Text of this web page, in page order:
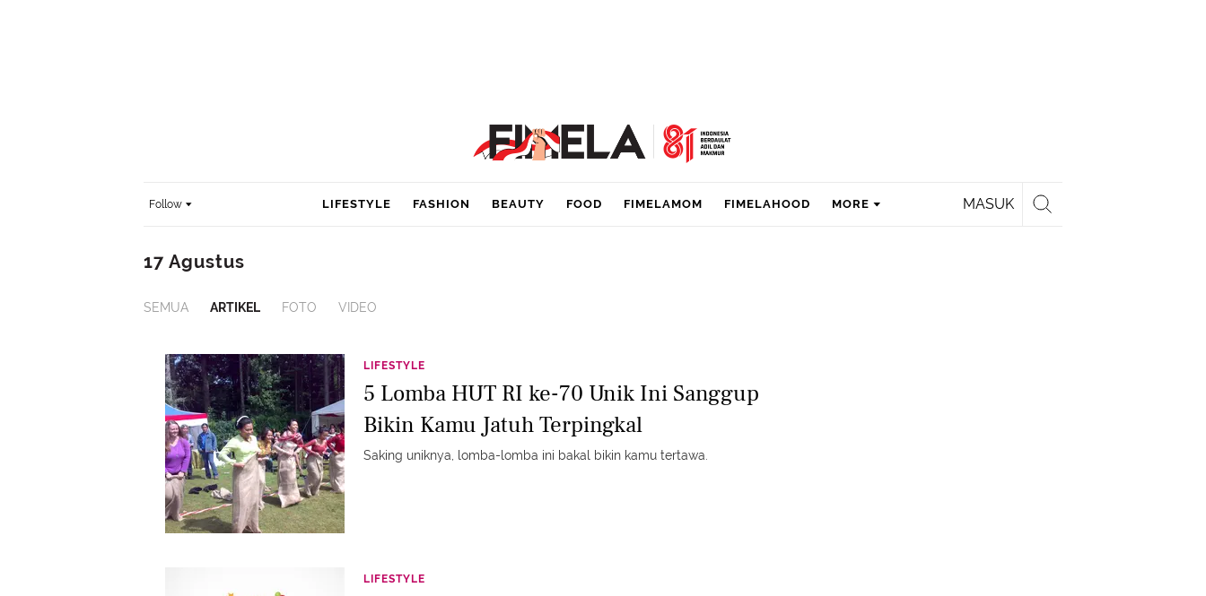
Follow MASUK
LIFESTYLE FASHION BEAUTY FOOD FIMELAMOM FIMELAHOOD MORE
17 Agustus
SEMUA ARTIKEL FOTO VIDEO
LIFESTYLE
5 Lomba HUT RI ke-70 Unik Ini Sanggup
Bikin Kamu Jatuh Terpingkal
Saking uniknya, lomba-lomba ini bakal bikin kamu tertawa.
LIFESTYLE